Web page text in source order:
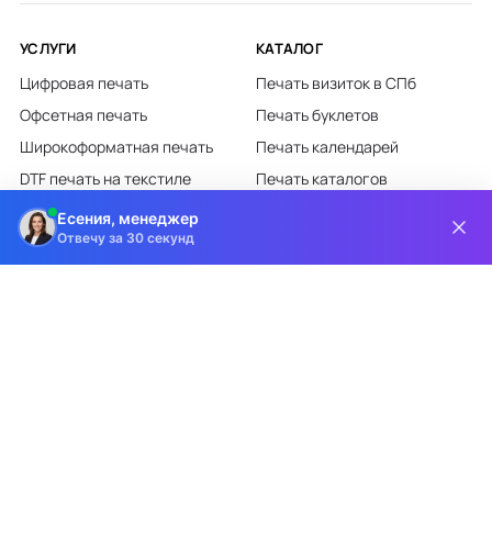
УСЛУГИ
Цифровая печать
Офсетная печать
Широкоформатная печать
DTF печать на текстиле
Лазерная гравировка
КАТАЛОГ
Печать визиток в СПб
Печать буклетов
Печать календарей
Печать каталогов
Есения, менеджер
Отвечу за 30 секунд